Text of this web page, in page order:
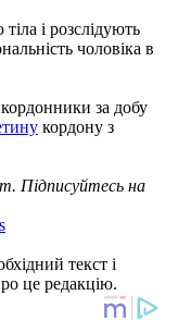
і розслідують
чоловіка в
за добу
кордону з
Підписуйтесь на
текст і
це редакцію.